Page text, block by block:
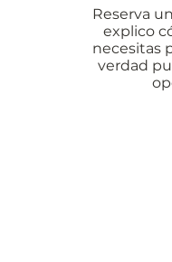
Reserva
explico
necesitas
verdad